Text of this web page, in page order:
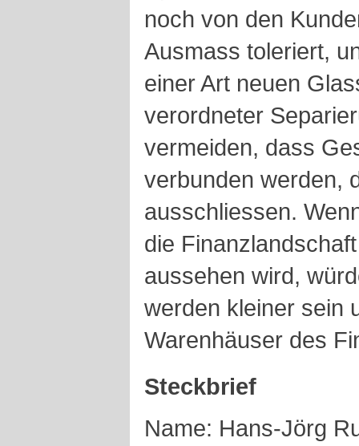
noch von den
Ausmass toleriert,
einer Art neuen
verordneter
vermeiden, dass
verbunden werden,
ausschliessen.
die
aussehen wird,
werden kleiner sein
Warenhäuser des
Steckbrief
Name: Hans-Jörg